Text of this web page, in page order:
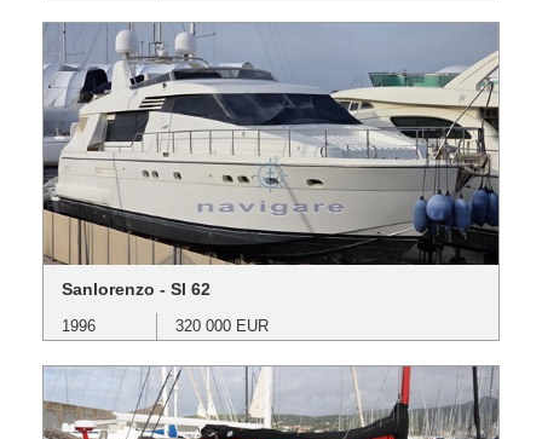
Sanlorenzo - Sl 62
1996 320 000 EUR